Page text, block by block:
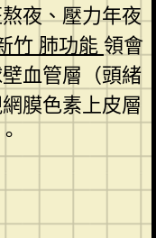
夜、壓力年夜
竹 肺功能 領會
血管層（頭緒
膜色素上皮層